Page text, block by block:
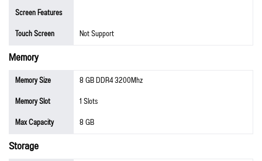
Screen Features
Touch Screen
Not Support
Memory
Memory Size
8 GB DDR4 3200Mhz
Memory Slot
1 Slots
Max Capacity
8 GB
Storage